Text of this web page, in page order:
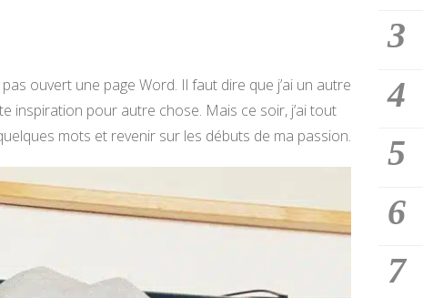
ouvert une page Word. Il faut dire que j’ai un autre
inspiration pour autre chose. Mais ce soir, j’ai tout
mots et revenir sur les débuts de ma passion.